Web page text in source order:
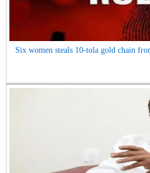
Six women steals 10-tola gold chain